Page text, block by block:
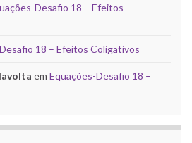
Desafio 18 – Efeitos
18 – Efeitos Coligativos
em Equações-Desafio 18 –